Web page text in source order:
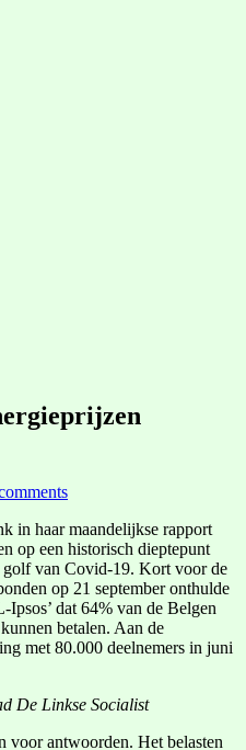
in haar maandelijkse rapport
op een historisch dieptepunt
golf van Covid-19. Kort voor de
op 21 september onthulde
dat 64% van de Belgen
betalen. Aan de
met 80.000 deelnemers in juni
De Linkse Socialist
voor antwoorden. Het belasten